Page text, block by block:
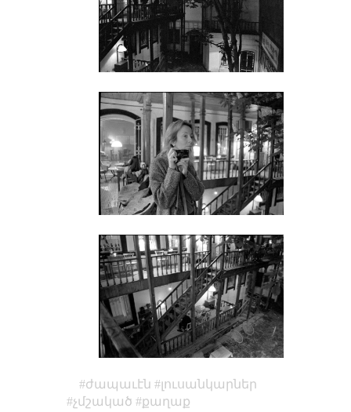
ժապաւէն
լուսանկարներ
չմշակած
քաղաք